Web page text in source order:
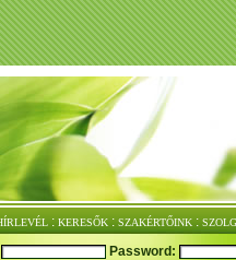
: KERESŐK : SZAKÉRTŐINK :
Password: